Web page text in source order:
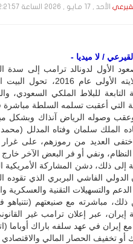
الأحد , 17 مـايـو , 2026 الساعة 12:21:57 AM
/ لا ميديا -
الأول لدونالد ترامب إلى سدة
إبان ولايته الأولى
التابعة للبلاط الملكي
وصوله الرياض آنذاك وبشكل
الملك سلمان وفتاه المدلل
العديد من رموزهم، على
ونفي أو فر البعض الآخر خارج
إلى ذلك، دشن المشاركة
الدولي الفاشي البربري الذي
والتسهيلات التقنية والعسكرية
ذلك، مباشرته مع صنيعتهم
إيران، عبر إعلان ترامب غير
مع إيران في عهد سلفه باراك
تخفيف الحصار المالي والاقتصادي